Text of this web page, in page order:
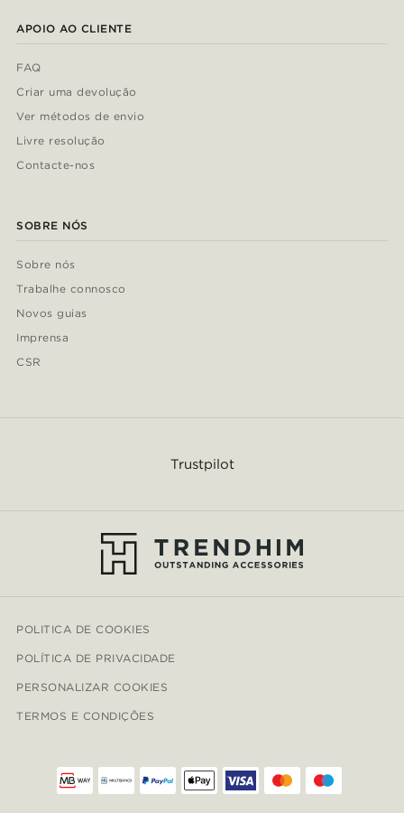
APOIO AO CLIENTE
FAQ
Criar uma devolução
Ver métodos de envio
Livre resolução
Contacte-nos
SOBRE NÓS
Sobre nós
Trabalhe connosco
Novos guias
Imprensa
CSR
Trustpilot
POLITICA DE COOKIES
POLÍTICA DE PRIVACIDADE
PERSONALIZAR COOKIES
TERMOS E CONDIÇÕES